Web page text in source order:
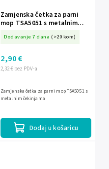
Zamjenska četka za parni
mop TSA5051 s metalnim
Dodavanje 7 dana (>20 kom)
2,32 € bez PDV-a
2,90 €
Dodaj u košaricu
Zamjenska četka za parni mop TSA5051 s
metalnim čekinjama